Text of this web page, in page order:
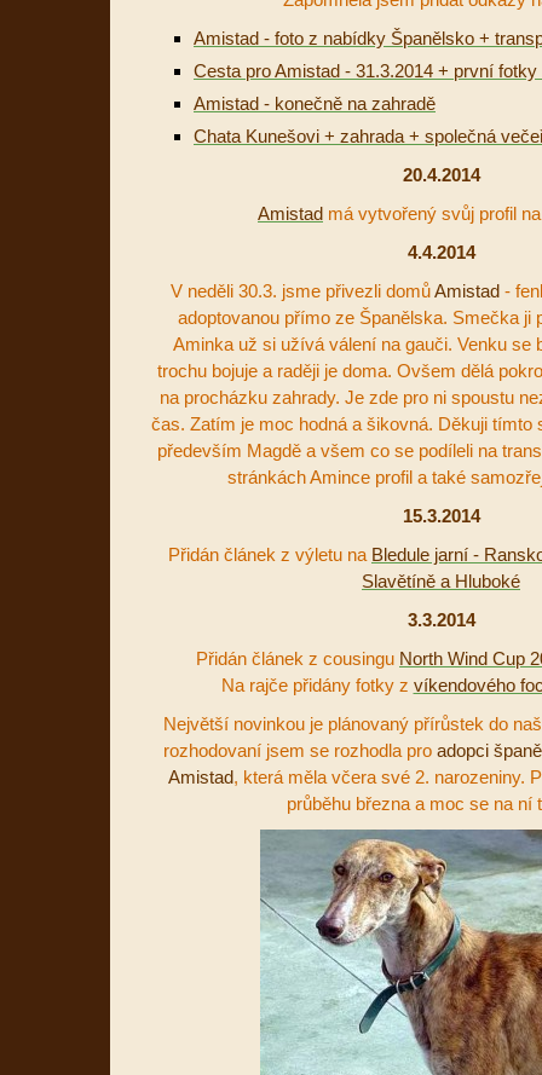
Amistad - foto z nabídky Španělsko +
Cesta pro Amistad - 31.3.2014 + první fotky
Amistad - konečně na zahradě
Chata Kunešovi + zahrada + společná
20.4.2014
Amistad má vytvořený svůj profil
4.4.2014
V neděli 30.3. jsme přivezli domůAmistad -
adoptovanou přímo ze Španělska. Smečka ji
Aminka už si užívá válení na gauči. Venku se
trochu bojuje a raději je doma. Ovšem dělá
na procházku zahrady. Je zde pro ni spoustu
čas. Zatím je moc hodná a šikovná. Děkuji tímto
především Magdě a všem co se podíleli na
stránkách Amince profil a také
15.3.2014
Přidán článek z výletu na Bledule jarní -
Slavětíně a Hluboké
3.3.2014
Přidán článek z cousingu North Wind Cup
Na rajče přidány fotky z víkendového
Největší novinkou je plánovaný přírůstek do
rozhodovaní jsem se rozhodla pro adopci
Amistad, která měla včera své 2. narozeniny.
průběhu března a moc se na ní